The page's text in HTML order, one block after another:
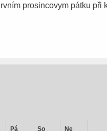
prosincovym pátku
Pá So Ne